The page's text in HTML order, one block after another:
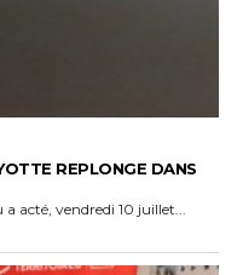
REPLONGE DANS
a acté, vendredi 10 juillet...